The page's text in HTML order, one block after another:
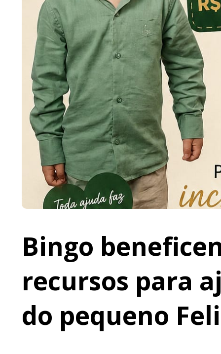
Bingo
recursos para
do pequeno